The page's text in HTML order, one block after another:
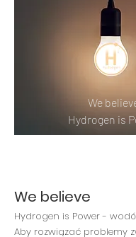
We
Hydrogen is
We believe
Hydrogen is Power -
Aby rozwiązać problemy